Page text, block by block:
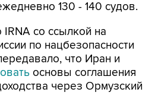
130 - 140 судов.
IRNA со ссылкой на
по нацбезопасности
что Иран и
основы соглашения
через Ормузский